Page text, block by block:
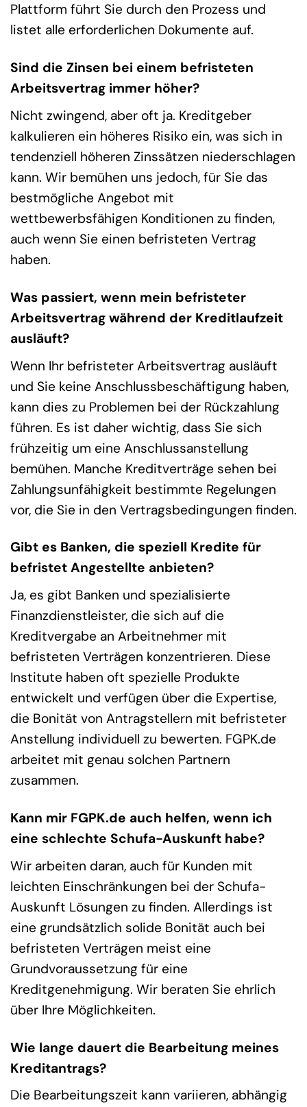
Plattform führt Sie durch den Prozess und
listet alle erforderlichen Dokumente auf.
Sind die Zinsen bei einem befristeten
Arbeitsvertrag immer höher?
Nicht zwingend, aber oft ja. Kreditgeber
kalkulieren ein höheres Risiko ein, was sich in
tendenziell höheren Zinssätzen niederschlagen
kann. Wir bemühen uns jedoch, für Sie das
bestmögliche Angebot mit
wettbewerbsfähigen Konditionen zu finden,
auch wenn Sie einen befristeten Vertrag
haben.
Was passiert, wenn mein befristeter
Arbeitsvertrag während der Kreditlaufzeit
ausläuft?
Wenn Ihr befristeter Arbeitsvertrag ausläuft
und Sie keine Anschlussbeschäftigung haben,
kann dies zu Problemen bei der Rückzahlung
führen. Es ist daher wichtig, dass Sie sich
frühzeitig um eine Anschlussanstellung
bemühen. Manche Kreditverträge sehen bei
Zahlungsunfähigkeit bestimmte Regelungen
vor, die Sie in den Vertragsbedingungen finden.
Gibt es Banken, die speziell Kredite für
befristet Angestellte anbieten?
Ja, es gibt Banken und spezialisierte
Finanzdienstleister, die sich auf die
Kreditvergabe an Arbeitnehmer mit
befristeten Verträgen konzentrieren. Diese
Institute haben oft spezielle Produkte
entwickelt und verfügen über die Expertise,
die Bonität von Antragstellern mit befristeter
Anstellung individuell zu bewerten. FGPK.de
arbeitet mit genau solchen Partnern
zusammen.
Kann mir FGPK.de auch helfen, wenn ich
eine schlechte Schufa-Auskunft habe?
Wir arbeiten daran, auch für Kunden mit
leichten Einschränkungen bei der Schufa-
Auskunft Lösungen zu finden. Allerdings ist
eine grundsätzlich solide Bonität auch bei
befristeten Verträgen meist eine
Grundvoraussetzung für eine
Kreditgenehmigung. Wir beraten Sie ehrlich
über Ihre Möglichkeiten.
Wie lange dauert die Bearbeitung meines
Kreditantrags?
Die Bearbeitungszeit kann variieren, abhängig